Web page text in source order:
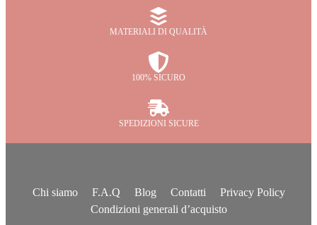
MATERIALI DI QUALITÀ
100% SICURO
SPEDIZIONI SICURE
Chi siamo F.A.Q Blog Contatti
Privacy Policy
Condizioni generali d’acquisto